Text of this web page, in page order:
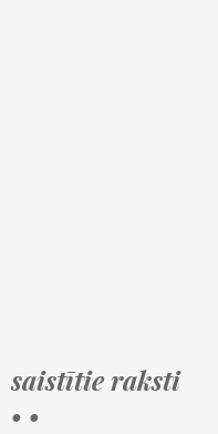
saistītie raksti
• •